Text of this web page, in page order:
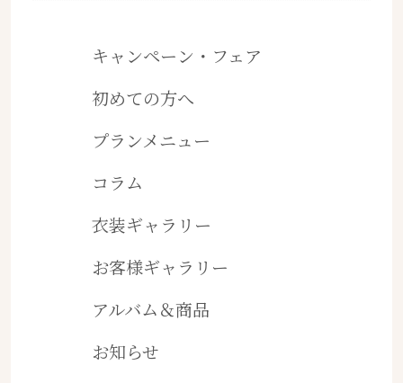
キャンペーン・フェア
初めての方へ
プランメニュー
コラム
衣装ギャラリー
お客様ギャラリー
アルバム＆商品
お知らせ